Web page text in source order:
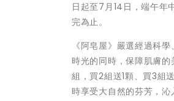
日起至7月14日，端午
完為止。
《阿皂屋》嚴選經過科
時光的同時，保障肌膚
組，買2組送1顆、買3組
時享受大自然的芬芳，沁